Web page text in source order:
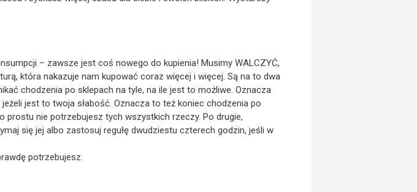
– zawsze jest coś nowego do kupienia! Musimy WALCZYĆ,
która nakazuje nam kupować coraz więcej i więcej. Są na to dwa
chodzenia po sklepach na tyle, na ile jest to możliwe. Oznacza
jeżeli jest to twoja słabość. Oznacza to też koniec chodzenia po
nie potrzebujesz tych wszystkich rzeczy. Po drugie,
się jej albo zastosuj regułę dwudziestu czterech godzin, jeśli w
potrzebujesz.